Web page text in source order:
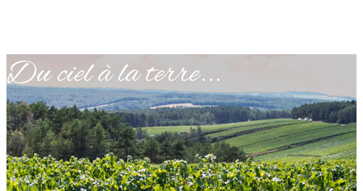
Du ciel à la terre...